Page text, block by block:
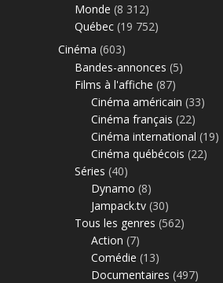
Monde (8 312)
Québec (19 752)
Cinéma (603)
Bandes-annonces (5)
Films à l'affiche (87)
Cinéma américain (33)
Cinéma français (22)
Cinéma international (19)
Cinéma québécois (22)
Séries (40)
Dynamo (8)
Jampack.tv (30)
Tous les genres (562)
Action (7)
Comédie (13)
Documentaires (497)